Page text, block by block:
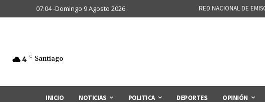
07:04 -Domingo 9 Agosto 2026 RED NACIONAL DE
4 C Santiago
INICIO NOTICIAS POLITICA DEPORTES OPINIÓN